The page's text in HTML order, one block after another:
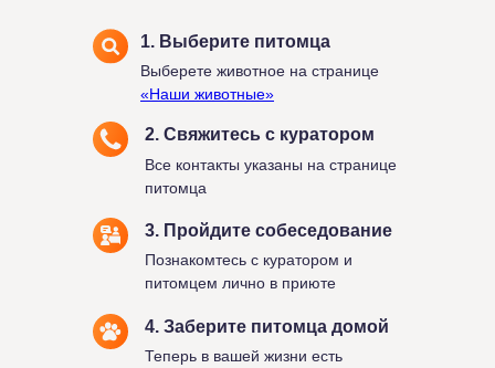
1. Выберите питомца
Выберете животное на странице
«Наши животные»
2. Свяжитесь с куратором
Все контакты указаны на странице
питомца
3. Пройдите собеседование
Познакомтесь с куратором и
питомцем лично в приюте
4. Заберите питомца домой
Теперь в вашей жизни есть